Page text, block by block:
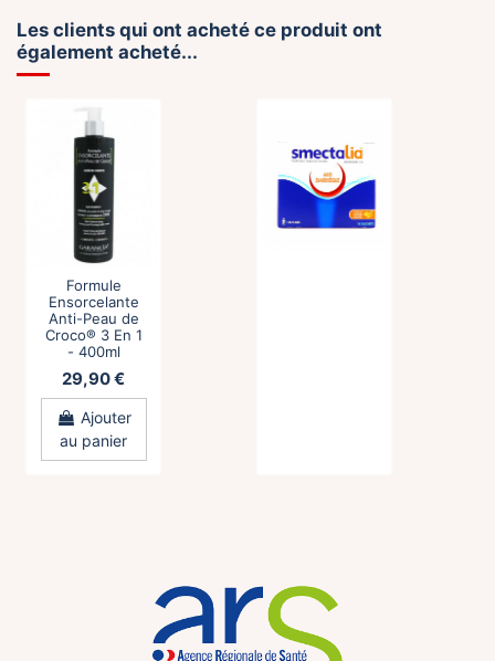
Les clients qui ont acheté ce produit ont
également acheté...
Formule
Ensorcelante
Anti-Peau de
Croco® 3 En 1
- 400ml
29,90 €
Ajouter
au panier